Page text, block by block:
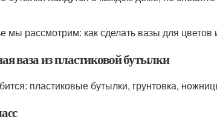
мы рассмотрим: как сделать вазы для
ваза из пластиковой бутылки
пластиковые бутылки, грунтовка,